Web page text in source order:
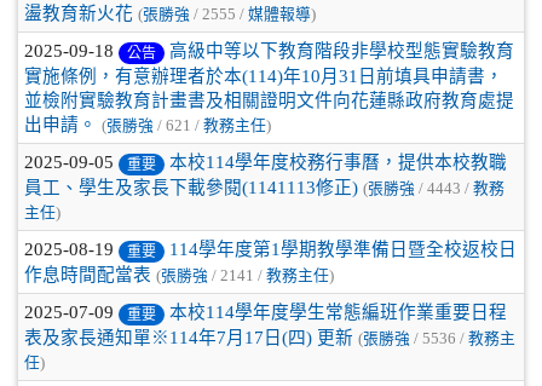
盪教育新火花 (張勝強 / 2555 / 媒體報導)
2025-09-18 公告
高級中等以下教育階段非學校型態實驗教育
實施條例，有意辦理者於本(114)年10月31日前填具申請書，
並檢附實驗教育計畫書及相關證明文件向花蓮縣政府教育處提
出申請。
(張勝強 / 621 / 教務主任)
2025-09-05 重要
本校114學年度校務行事曆，提供本校教職
員工、學生及家長下載參閱(1141113修正) (張勝強 / 4443 / 教務
主任)
2025-08-19 重要
114學年度第1學期教學準備日暨全校返校日
作息時間配當表 (張勝強 / 2141 / 教務主任)
2025-07-09 重要
本校114學年度學生常態編班作業重要日程
表及家長通知單※114年7月17日(四) 更新 (張勝強 / 5536 / 教務主
任)